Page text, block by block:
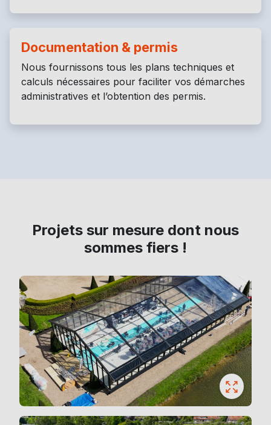
Documentation & permis
Nous fournissons tous les plans techniques et
calculs nécessaires pour faciliter vos démarches
administratives et l’obtention des permis.
Projets sur mesure dont nous
sommes fiers !